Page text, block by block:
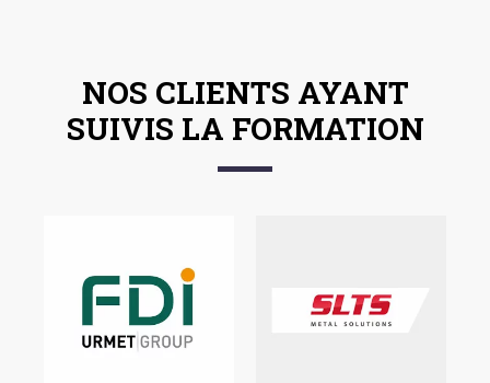
NOS CLIENTS AYANT
SUIVIS LA FORMATION